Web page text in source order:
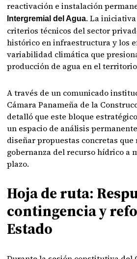
reactivación e instalación
Intergremial del Agua. La
criterios técnicos del sector
histórico en infraestructura y los
variabilidad climática que
producción de agua en el
A través de un comunicado
Cámara Panameña de la
detalló que este bloque
un espacio de análisis
diseñar propuestas concretas que
gobernanza del recurso hídrico a
plazo.
Hoja de ruta:
contingencia y
Estado